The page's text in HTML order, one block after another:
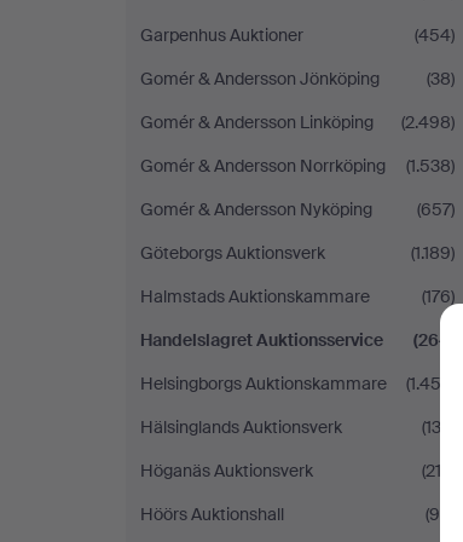
Garpenhus Auktioner
(454)
Gomér & Andersson Jönköping
(38)
Gomér & Andersson Linköping
(2.498)
Gomér & Andersson Norrköping
(1.538)
Gomér & Andersson Nyköping
(657)
Göteborgs Auktionsverk
(1.189)
Halmstads Auktionskammare
(176)
Handelslagret Auktionsservice
(264)
Helsingborgs Auktionskammare
(1.453)
Hälsinglands Auktionsverk
(132)
Höganäs Auktionsverk
(212)
Höörs Auktionshall
(96)